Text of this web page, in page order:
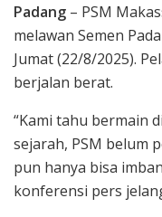
Padang – PSM
melawan Semen
Jumat (22/8/2025).
berjalan berat.
“Kami tahu bermain
sejarah, PSM belum
pun hanya bisa
konferensi pers